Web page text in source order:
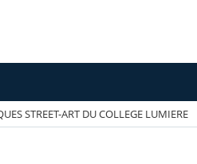
STREET-ART DU COLLEGE LUMIERE